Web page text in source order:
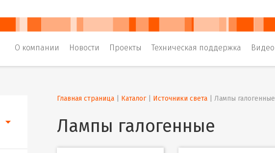
О компании Новости Проекты Техническая поддержка Видео
Главная страница Каталог | Источники света Лампы галогенные
Лампы галогенные